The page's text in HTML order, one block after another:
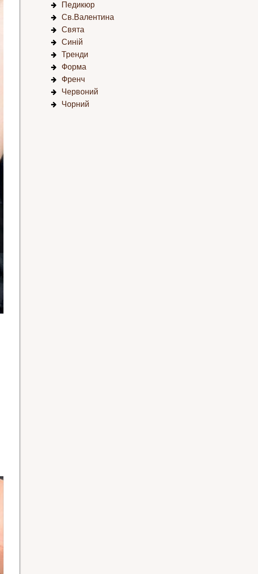
Педикюр
Св.Валентина
Свята
Синій
Тренди
Форма
Френч
Червоний
Чорний